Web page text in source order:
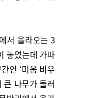
서 올라오는 3
놓였는데 가파
인 ‘미움 비우
큰 나무가 둘러